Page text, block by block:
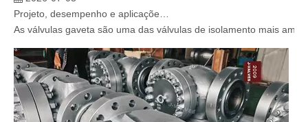
As válvulas gaveta são uma das válvulas de isolamento mais